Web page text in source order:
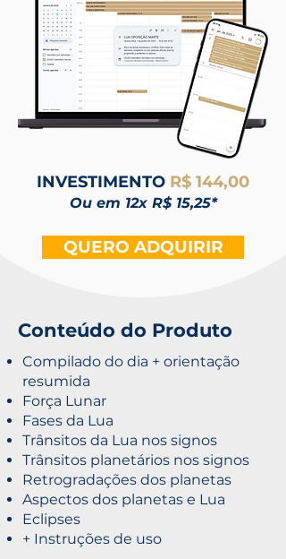
INVESTIMENTO R$ 144,00
Ou em 12x R$ 15,25*
QUERO ADQUIRIR
Conteúdo do Produto
Compilado do dia + orientação
resumida
Força Lunar
Fases da Lua
Trânsitos da Lua nos signos
Trânsitos planetários nos signos
Retrogradações dos planetas
Aspectos dos planetas e Lua
Eclipses
+ Instruções de uso